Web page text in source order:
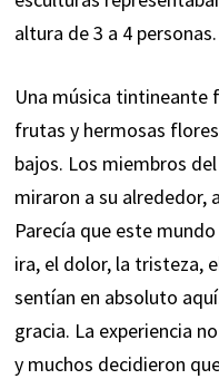
altura de 3 a 4 personas.
Una música tintineante
frutas y hermosas
bajos. Los miembros
miraron a su alrededor,
Parecía que este
ira, el dolor, la tristeza,
sentían en absoluto
gracia. La experiencia
y muchos decidieron